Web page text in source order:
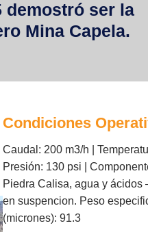
demostró ser la
Mina Capela.
Condiciones
Caudal: 200 m3/h |
Presión: 130 psi |
Piedra Calisa, agua y ácidos
en suspencion. Peso
(micrones): 91.3